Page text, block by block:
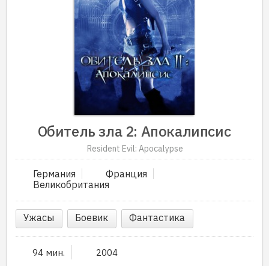
Обитель зла 2: Апокалипсис
Resident Evil: Apocalypse
Германия
Франция
Великобритания
Ужасы Боевик Фантастика
94 мин. 2004